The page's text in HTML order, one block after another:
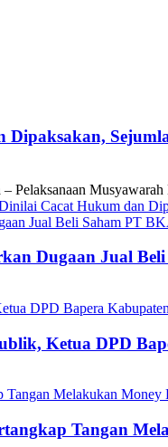
Musyawarah
Cacat Hukum dan
Jual Beli Saham PT
Dugaan Jual
DPD Bapera
Ketua DPD
Melakukan Money
Tangan